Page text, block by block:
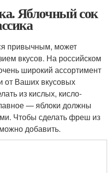
Яблочный сок
привычным, может
вкусов. На российском
широкий ассортимент
от Ваших вкусовых
из кислых, кисло-
— яблоки должны
Чтобы сделать фреш из
добавить.